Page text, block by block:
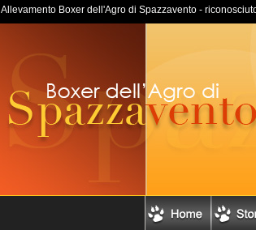
Allevamento Boxer dell'Agro di Spazzavento -